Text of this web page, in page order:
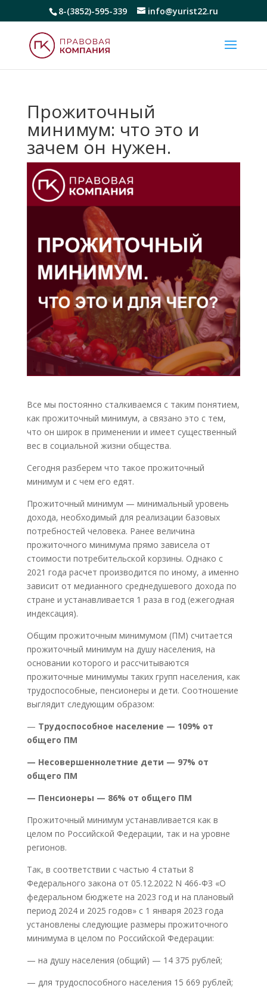
8-(3852)-595-339 info@yurist22.ru
Прожиточный
минимум: что это и
зачем он нужен.
Все мы постоянно сталкиваемся с таким понятием,
как прожиточный минимум, а связано это с тем,
что он широк в применении и имеет существенный
вес в социальной жизни общества.
Сегодня разберем что такое прожиточный
минимум и с чем его едят.
Прожиточный минимум — минимальный уровень
дохода, необходимый для реализации базовых
потребностей человека. Ранее величина
прожиточного минимума прямо зависела от
стоимости потребительской корзины. Однако с
2021 года расчет производится по иному, а именно
зависит от медианного среднедушевого дохода по
стране и устанавливается 1 раза в год (ежегодная
индексация).
Общим прожиточным минимумом (ПМ) считается
прожиточный минимум на душу населения, на
основании которого и рассчитываются
прожиточные минимумы таких групп населения, как
трудоспособные, пенсионеры и дети. Соотношение
выглядит следующим образом:
— Трудоспособное население — 109% от
общего ПМ
— Несовершеннолетние дети — 97% от
общего ПМ
— Пенсионеры — 86% от общего ПМ
Прожиточный минимум устанавливается как в
целом по Российской Федерации, так и на уровне
регионов.
Так, в соответствии с частью 4 статьи 8
Федерального закона от 05.12.2022 N 466-ФЗ «О
федеральном бюджете на 2023 год и на плановый
период 2024 и 2025 годов» с 1 января 2023 года
установлены следующие размеры прожиточного
минимума в целом по Российской Федерации:
— на душу населения (общий) — 14 375 рублей;
— для трудоспособного населения 15 669 рублей;